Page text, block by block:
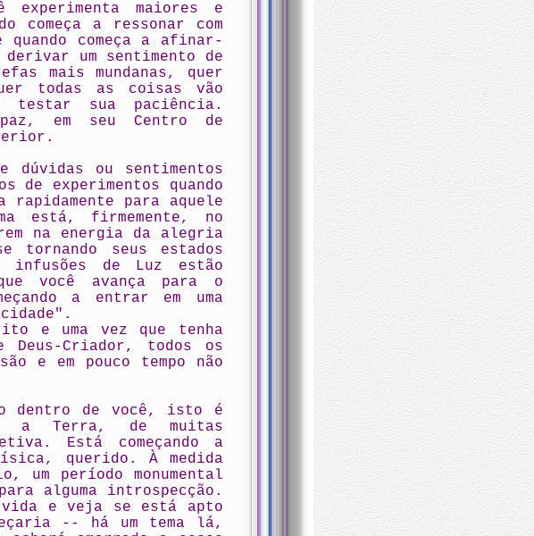
maiores e
começa a ressonar com
começa a afinar-
um sentimento de
mais mundanas, quer
todas as coisas vão
testar sua paciência.
em seu Centro de
dúvidas ou sentimentos
experimentos quando
rapidamente para aquele
está, firmemente, no
na energia da alegria
tornando seus estados
infusões de Luz estão
você avança para o
a entrar em uma
e uma vez que tenha
Deus-Criador, todos os
e em pouco tempo não
dentro de você, isto é
a Terra, de muitas
Está começando a
querido. À medida
um período monumental
alguma introspecção.
vida e veja se está apto
-- há um tema lá,